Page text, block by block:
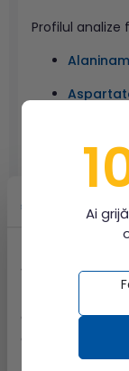
Folosim cookie-
anunțurile,
a analiza
rețele sociale,
Profilul
Calciu
Feritina ;
Uree
TSH (
Ai